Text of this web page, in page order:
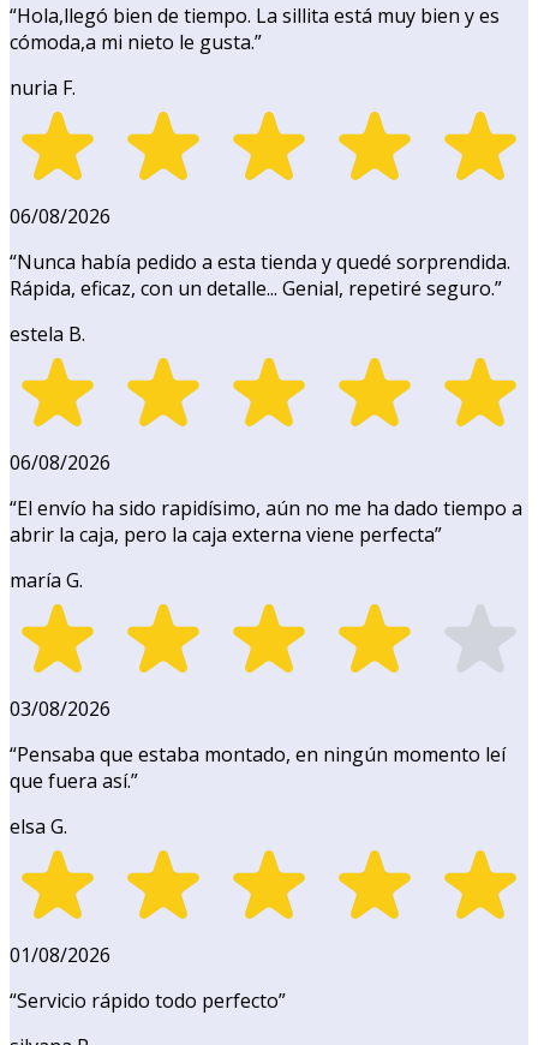
“Hola,llegó bien de tiempo. La sillita está muy bien y es
cómoda,a mi nieto le gusta.”
nuria F.
06/08/2026
“Nunca había pedido a esta tienda y quedé sorprendida.
Rápida, eficaz, con un detalle... Genial, repetiré seguro.”
estela B.
06/08/2026
“El envío ha sido rapidísimo, aún no me ha dado tiempo a
abrir la caja, pero la caja externa viene perfecta”
maría G.
03/08/2026
“Pensaba que estaba montado, en ningún momento leí
que fuera así.”
elsa G.
01/08/2026
“Servicio rápido todo perfecto”